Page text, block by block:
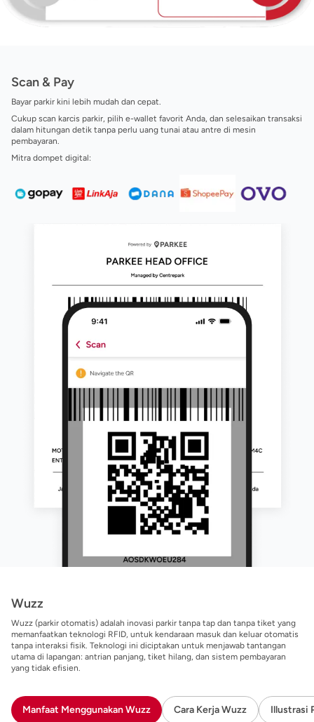
Scan & Pay
Bayar parkir kini lebih mudah dan cepat.
Cukup scan karcis parkir, pilih e-wallet favorit Anda, dan selesaikan transaksi
dalam hitungan detik tanpa perlu uang tunai atau antre di mesin
pembayaran.
Mitra dompet digital:
Wuzz
Wuzz (parkir otomatis) adalah inovasi parkir tanpa tap dan tanpa tiket yang
memanfaatkan teknologi RFID, untuk kendaraan masuk dan keluar otomatis
tanpa interaksi fisik. Teknologi ini diciptakan untuk menjawab tantangan
utama di lapangan: antrian panjang, tiket hilang, dan sistem pembayaran
yang tidak efisien.
Manfaat Menggunakan Wuzz Cara Kerja Wuzz Illustrasi